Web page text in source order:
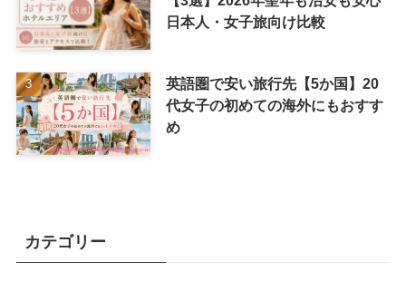
日本人・女子旅向け比較
英語圏で安い旅行先【5か国】20
代女子の初めての海外にもおすす
め
カテゴリー